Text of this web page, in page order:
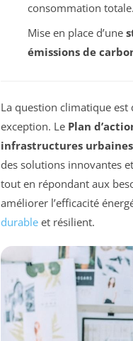
consommation totale.
Mise en place d’une
émissions de
La question climatique
exception. Le Plan
infrastructures urbaines
des solutions innovantes
tout en répondant aux
améliorer l’efficacité
durable et résilient.